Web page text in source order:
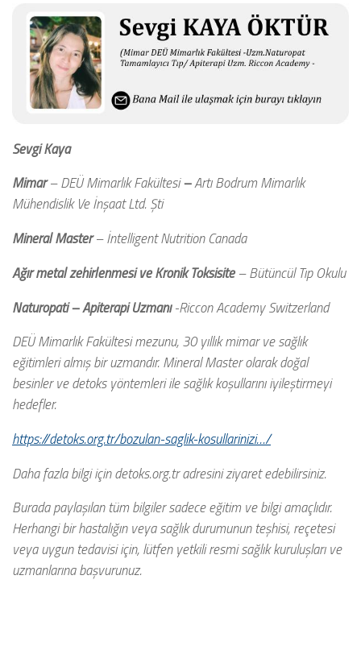
Sevgi Kaya
Mimar– DEÜ Mimarlık Fakültesi–Artı Bodrum Mimarlık
Mühendislik Ve İnşaat Ltd. Şti
Mineral Master– İntelligent Nutrition Canada
Ağır metal zehirlenmesi ve Kronik Toksisite– Bütüncül Tıp Okulu
Naturopati – Apiterapi Uzmanı-Riccon Academy Switzerland
DEÜ Mimarlık Fakültesi mezunu, 30 yıllık mimar ve sağlık
eğitimleri almış bir uzmandır. Mineral Master olarak doğal
besinler ve detoks yöntemleri ile sağlık koşullarını iyileştirmeyi
hedefler.
https://detoks.org.tr/bozulan-saglik-kosullarinizi…/
Daha fazla bilgi için detoks.org.tr adresini ziyaret edebilirsiniz.
Burada paylaşılan tüm bilgiler sadece eğitim ve bilgi amaçlıdır.
Herhangi bir hastalığın veya sağlık durumunun teşhisi, reçetesi
veya uygun tedavisi için, lütfen yetkili resmi sağlık kuruluşları ve
uzmanlarına başvurunuz.